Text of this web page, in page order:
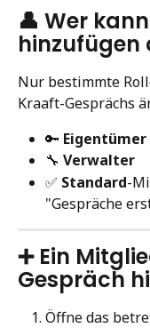
👤 Wer
hinzufügen
Nur bestimmte
Kraaft-Gesprächs
🔑 Eigentümer
🔧 Verwalter
✅ Standard-
"Gespräche
➕ Ein
Gespräch
Öffne das